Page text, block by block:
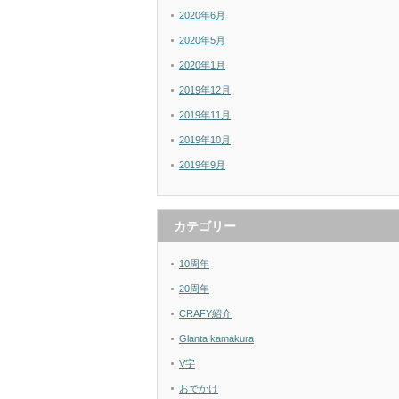
2020年6月
2020年5月
2020年1月
2019年12月
2019年11月
2019年10月
2019年9月
カテゴリー
10周年
20周年
CRAFY紹介
Glanta kamakura
V字
おでかけ